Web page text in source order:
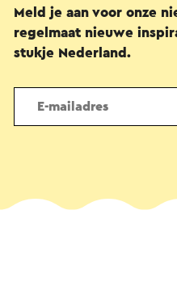
Meld je aan voor onze
regelmaat nieuwe
stukje Nederland.